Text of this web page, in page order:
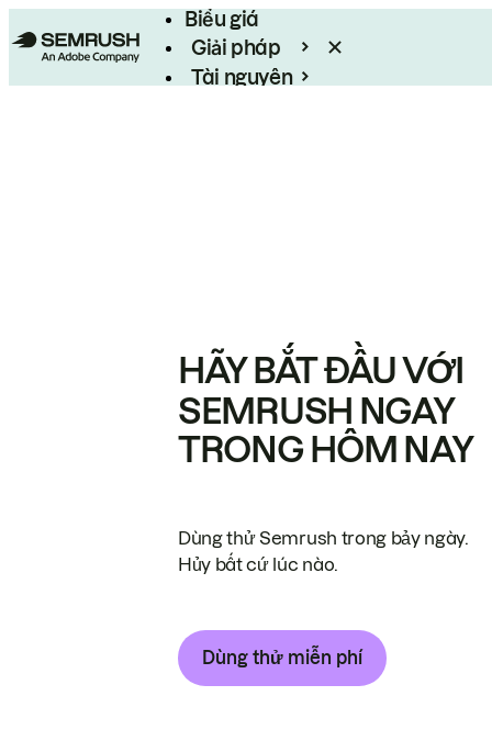
Biểu giá
Giải pháp
Tài nguyên
HÃY BẮT ĐẦU VỚI
SEMRUSH NGAY
TRONG HÔM NAY
Dùng thử Semrush trong bảy ngày.
Hủy bất cứ lúc nào.
Dùng thử miễn phí